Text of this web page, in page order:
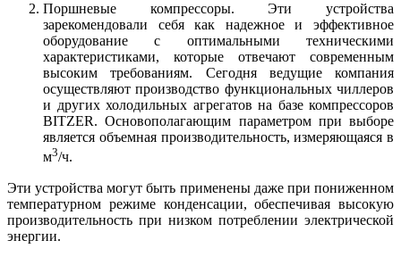
Поршневые компрессоры. Эти устройства
зарекомендовали себя как надежное и эффективное
оборудование с оптимальными техническими
характеристиками, которые отвечают современным
высоким требованиям. Сегодня ведущие компания
осуществляют производство функциональных чиллеров
и других холодильных агрегатов на базе компрессоров
BITZER. Основополагающим параметром при выборе
является объемная производительность, измеряющаяся в
м3/ч.
Эти устройства могут быть применены даже при пониженном
температурном режиме конденсации, обеспечивая высокую
производительность при низком потреблении электрической
энергии.